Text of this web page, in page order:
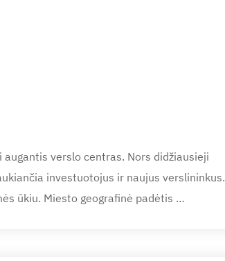
verslo centras. Nors didžiausieji
investuotojus ir naujus verslininkus.
ūkiu. Miesto geografinė padėtis …